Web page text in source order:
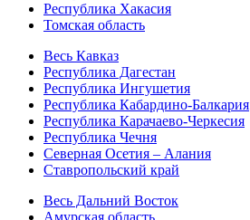
Республика Хакасия
Томская область
Весь Кавказ
Республика Дагестан
Республика Ингушетия
Республика Кабардино-Балкария
Республика Карачаево-Черкесия
Республика Чечня
Северная Осетия – Алания
Ставропольский край
Весь Дальний Восток
Амурская область